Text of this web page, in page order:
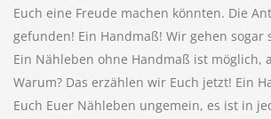
Euch eine Freude machen könnten. Die
gefunden! Ein Handmaß! Wir gehen sogar
Ein Nähleben ohne Handmaß ist möglich,
Warum? Das erzählen wir Euch jetzt! Ein
Euch Euer Nähleben ungemein, es ist in